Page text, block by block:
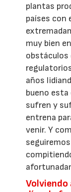
plantas
países con
muy bien
obstáculos
años
bueno
sufren y
entrena
venir. Y
Volviendo